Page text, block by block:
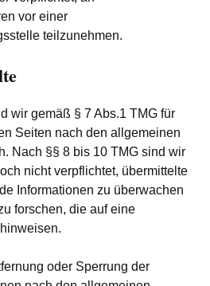
vor einer
teilzunehmen.
wir gemäß § 7 Abs.1 TMG für
Seiten nach den allgemeinen
Nach §§ 8 bis 10 TMG sind wir
nicht verpflichtet, übermittelte
Informationen zu überwachen
forschen, die auf eine
oder Sperrung der